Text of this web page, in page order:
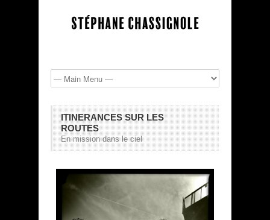
ITINERANCES SUR LES
ROUTES
En mission dans le ciel